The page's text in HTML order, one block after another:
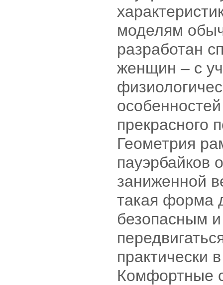
моделям
разработан
женщин – с
прекрасного
Геометрия
пауэрбайков
заниженной
такая форма
безопасным
практически
Комфортные